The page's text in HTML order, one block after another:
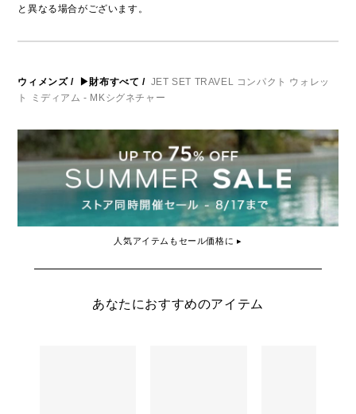
と異なる場合がございます。
ウィメンズ/ ▶財布すべて / JET SET TRAVEL コンパクト ウォレッ
ト ミディアム - MKシグネチャー
人気アイテムもセール価格に ▸
あなたにおすすめのアイテム